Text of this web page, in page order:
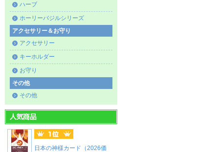
ハーブ
ホーリーバジルシリーズ
アクセサリー＆お守り
アクセサリー
キーホルダー
お守り
その他
その他
日本の神様カード（2026価